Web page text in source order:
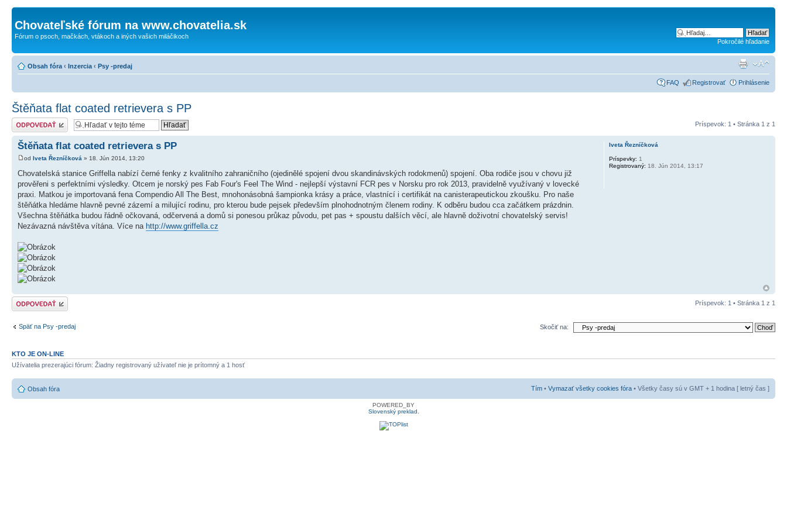
Chovateľské fórum na www.chovatelia.sk
Fórum o psoch, mačkách, vtákoch a iných vašich miláčikoch
Pokročilé hľadanie
Obsah fóra ‹ Inzercia ‹ Psy -predaj
FAQ Registrovať Prihlásenie
Štěňata flat coated retrievera s PP
Odoslať odpoveď Príspevok: 1 • Stránka 1 z 1
Štěňata flat coated retrievera s PP
od Iveta Řezníčková » 18. Jún 2014, 13:20
Chovatelská stanice Griffella nabízí černé fenky z kvalitního zahraničního (ojedinělé spojení dvou skandinávských rodokmenů) spojení. Oba rodiče jsou v chovu již
prověřeni s perfektními výsledky. Otcem je norský pes Fab Four's Feel The Wind - nejlepší výstavní FCR pes v Norsku pro rok 2013, pravidelně využívaný v lovecké
praxi. Matkou je importovaná fena Compendio All The Best, mnohonásobná šampionka krásy a práce, vlastnící i certifikát na canisterapeutickou zkoušku. Pro naše
štěňátka hledáme hlavně pevné zázemí a milující rodinu, pro kterou bude pejsek především plnohodnotným členem rodiny. K odběru budou cca začátkem prázdnin.
Všechna štěňátka budou řádně očkovaná, odčervená a domů si ponesou průkaz původu, pet pas + spoustu dalších věcí, ale hlavně doživotní chovatelský servis!
Nezávazná návštěva vítána. Více na http://www.griffella.cz
Iveta Řezníčková
Príspevky: 1
Registrovaný: 18. Jún 2014, 13:17
Odoslať odpoveď Príspevok: 1 • Stránka 1 z 1
Späť na Psy -predaj Skočiť na:
KTO JE ON-LINE
Užívatelia prezerajúci fórum: Žiadny registrovaný užívateľ nie je prítomný a 1 hosť
Obsah fóra Tím • Vymazať všetky cookies fóra • Všetky časy sú v GMT + 1 hodina [ letný čas ]
POWERED_BY
Slovenský preklad